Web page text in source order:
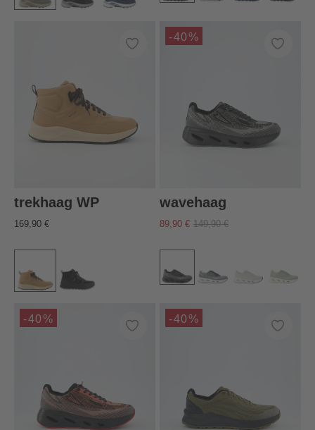
trekhaag WP
169,90 €
-40%
wavehaag
89,90 € 149,90 €
-40% -40%